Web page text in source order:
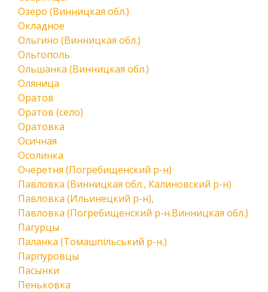
Озеро (Винницкая обл.)
Окладное
Ольгино (Винницкая обл.)
Ольгополь
Ольшанка (Винницкая обл.)
Оляница
Оратов
Оратов (село)
Оратовка
Осичная
Осолинка
Очеретня (Погребищенский р-н)
Павловка (Винницкая обл., Калиновский р-н)
Павловка (Ильинецкий р-н),
Павловка (Погребищенский р-н.Винницкая обл.)
Пагурцы
Паланка (Томашпільський р-н.)
Парпуровцы
Пасынки
Пеньковка